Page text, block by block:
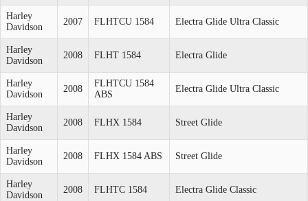
Harley
Davidson
2007 FLHTCU 1584 Electra Glide Ultra Classic
Harley
Davidson
2008 FLHT 1584 Electra Glide
Harley
Davidson
2008
FLHTCU 1584
ABS
Electra Glide Ultra Classic
Harley
Davidson
2008 FLHX 1584 Street Glide
Harley
Davidson
2008 FLHX 1584 ABS Street Glide
Harley
Davidson
2008 FLHTC 1584 Electra Glide Classic